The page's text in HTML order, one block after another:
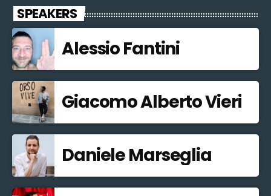
SPEAKERS
Alessio Fantini
Giacomo Alberto Vieri
Daniele Marseglia